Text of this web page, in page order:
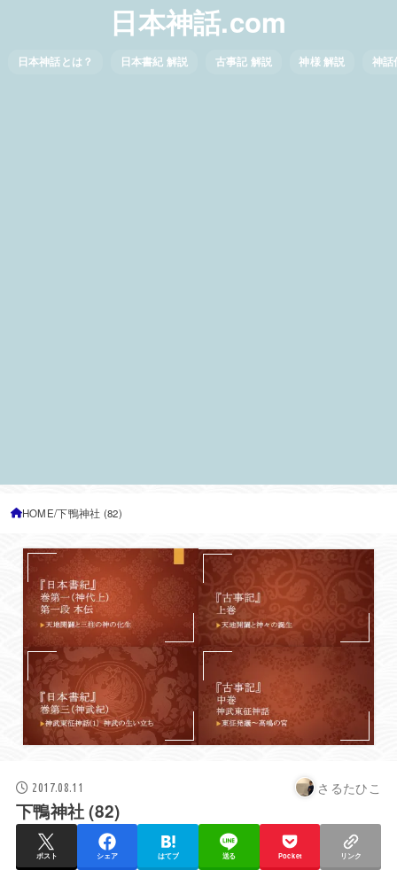
日本神話.com
日本神話とは？ 日本書紀 解説 古事記 解説 神様 解説 神話
HOME 下鴨神社 (82)
2017.08.11 さるたひこ
下鴨神社 (82)
ポスト シェア はてブ 送る Pocket リンク